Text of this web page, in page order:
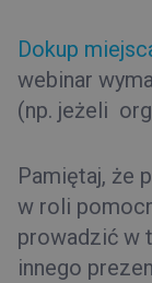
Dokup
webinar
(np. jeżeli
Pamiętaj, że
w roli
prowadzić w
innego